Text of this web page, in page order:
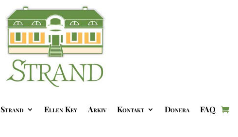
Strand Ellen Key Arkiv Kontakt Donera FAQ